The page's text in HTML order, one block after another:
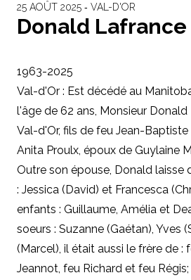
25 AOÛT 2025 ‐ VAL-D'OR
Donald Lafrance
1963-2025
Val-d'Or : Est décédé au
l'âge de 62 ans, Monsieur
Val-d'Or, fils de feu Jean-
Anita Proulx, époux de Guylaine
Outre son épouse, Donald laisse
: Jessica (David) et Francesca
enfants : Guillaume, Amélia et
soeurs : Suzanne (Gaétan), Yves
(Marcel), il était aussi le frère de :
Jeannot, feu Richard et feu